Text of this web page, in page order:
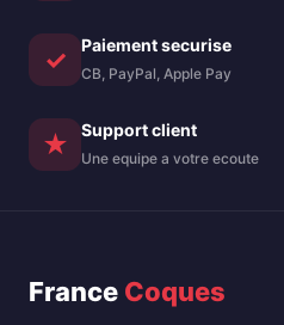
✓ Paiement securise
CB, PayPal, Apple Pay
★ Support client
Une equipe a votre ecoute
France Coques